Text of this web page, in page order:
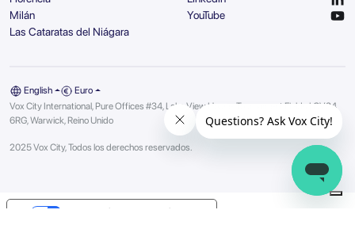
Milán
Las Cataratas del Niágara
YouTube
English
Euro
Vox City International, Pure Offices #34, Lake View House, Tournament Fields | CV34
6RG, Warwick, Reino Unido
2025 Vox City, Todos los derechos reservados.
Your Privacy Choices